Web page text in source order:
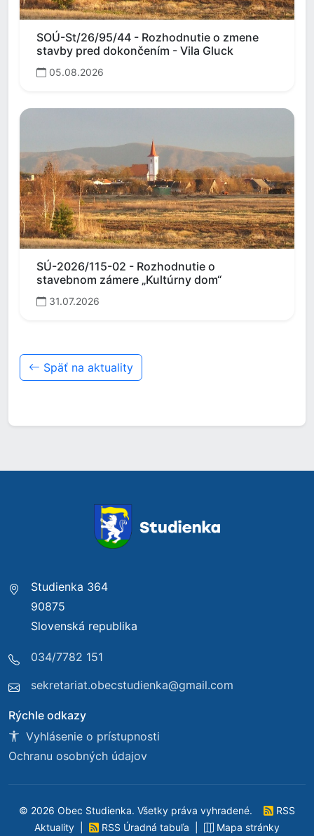
SOÚ-St/26/95/44 - Rozhodnutie o zmene
stavby pred dokončením - Vila Gluck
05.08.2026
SÚ-2026/115-02 - Rozhodnutie o
stavebnom zámere „Kultúrny dom“
31.07.2026
Späť na aktuality
Studienka 364
90875
Slovenská republika
034/7782 151
sekretariat.obecstudienka@gmail.com
Rýchle odkazy
Vyhlásenie o prístupnosti
Ochranu osobných údajov
© 2026 Obec Studienka. Všetky práva vyhradené.
RSS
Aktuality
RSS Úradná tabuľa Mapa stránky